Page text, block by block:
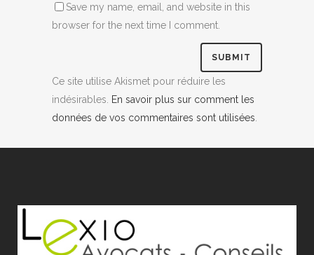
Save my name, email, and website in this
browser for the next time I comment.
Ce site utilise Akismet pour réduire les
indésirables.
En savoir plus sur comment les
données de vos commentaires sont utilisées